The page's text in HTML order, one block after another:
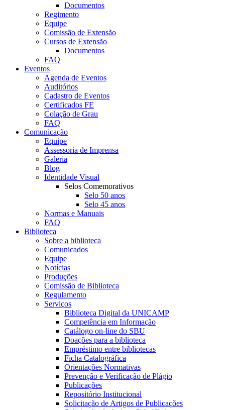
Documentos
Regimento
Equipe
Comissão de Extensão
Cursos de Extensão
Documentos
FAQ
Eventos
Agenda de Eventos
Auditórios
Cadastro de Eventos
Certificados FE
Colação de Grau
FAQ
Comunicação
Equipe
Assessoria de Imprensa
Galeria
Blog
Identidade Visual
Selos Comemorativos
Selo 50 anos
Selo 45 anos
Normas e Manuais
FAQ
Biblioteca
Sobre a biblioteca
Comunicados
Equipe
Notícias
Produções
Comissão de Biblioteca
Regulamento
Serviços
Biblioteca Digital da UNICAMP
Competência em Informação
Catálogo on-line do SBU
Doações para a biblioteca
Empréstimo entre bibliotecas
Ficha Catalográfica
Orientações Normativas
Prevenção e Verificação de Plágio
Publicações
Repositório Institucional
Solicitação de Artigos de Publicações